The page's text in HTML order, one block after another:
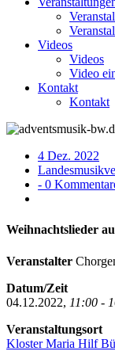
Videos
Videos
Video
Kontakt
Kontakt
4 Dez. 2022
- 0
Weihnachtslieder
Veranstalter
Datum/Zeit
04.12.2022, 11:00 -
Veranstaltungsort
Kloster Maria Hilf